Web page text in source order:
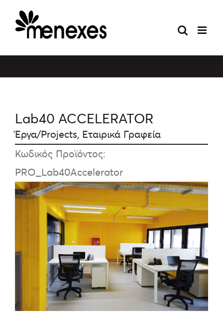
content
Lab40 ACCELERATOR
Έργα/Projects, Εταιρικά Γραφεία
Κωδικός Προϊόντος:
PRΟ_Lab40Accelerator